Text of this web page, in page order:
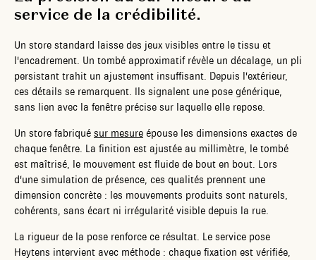
service de la crédibilité.
Un store standard laisse des jeux visibles entre le tissu et
l'encadrement. Un tombé approximatif révèle un décalage, un pli
persistant trahit un ajustement insuffisant. Depuis l'extérieur,
ces détails se remarquent. Ils signalent une pose générique,
sans lien avec la fenêtre précise sur laquelle elle repose.
Un store fabriqué sur mesure épouse les dimensions exactes de
chaque fenêtre. La finition est ajustée au millimètre, le tombé
est maîtrisé, le mouvement est fluide de bout en bout. Lors
d'une simulation de présence, ces qualités prennent une
dimension concrète : les mouvements produits sont naturels,
cohérents, sans écart ni irrégularité visible depuis la rue.
La rigueur de la pose renforce ce résultat. Le service pose
Heytens intervient avec méthode : chaque fixation est vérifiée,